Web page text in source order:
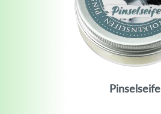
Pinselseife